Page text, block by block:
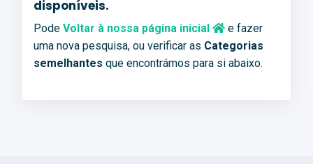
disponíveis.
Pode Voltar à nossa página inicial
e fazer
uma nova pesquisa, ou verificar as Categorias
semelhantes que encontrámos para si abaixo.